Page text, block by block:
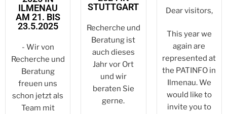
ILMENAU
AM 21. BIS
23.5.2025
- Wir von
Recherche und
Beratung
freuen uns
schon jetzt als
Team mit
STUTTGART
Recherche und
Beratung ist
auch dieses
Jahr vor Ort
und wir
beraten Sie
gerne.
Dear visitors,
This year we
again are
represented at
the PATINFO in
Ilmenau. We
would like to
invite you to